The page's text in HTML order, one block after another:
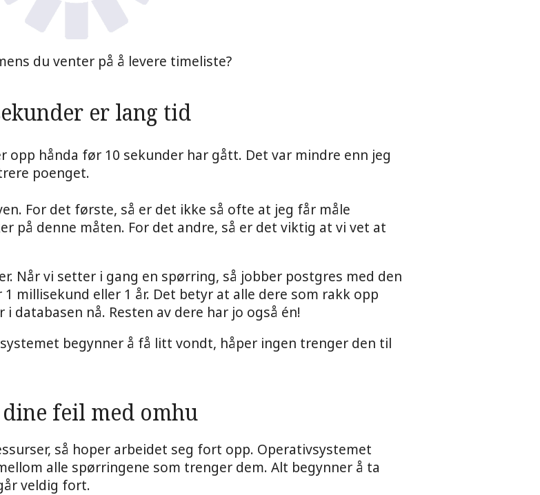
du venter på å levere timeliste?
er lang tid
hånda før 10 sekunder har gått. Det var mindre enn jeg
poenget.
For det første, så er det ikke så ofte at jeg får måle
på denne måten. For det andre, så er det viktig at vi vet at
Når vi setter i gang en spørring, så jobber postgres med den
millisekund eller 1 år. Det betyr at alle dere som rakk opp
databasen nå. Resten av dere har jo også én!
begynner å få litt vondt, håper ingen trenger den til
dine feil med omhu
så hoper arbeidet seg fort opp. Operativsystemet
alle spørringene som trenger dem. Alt begynner å ta
veldig fort.